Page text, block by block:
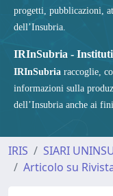
progetti, pubblicazioni,
dell’Insubria.
IRInSubria -
IRInSubria raccoglie,
informazioni sulla
dell’Insubria anche ai
IRIS SIARI
Articolo su